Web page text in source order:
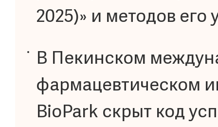
2025)» и методов его
В Пекинском
фармацевтическом
BioPark скрыт код